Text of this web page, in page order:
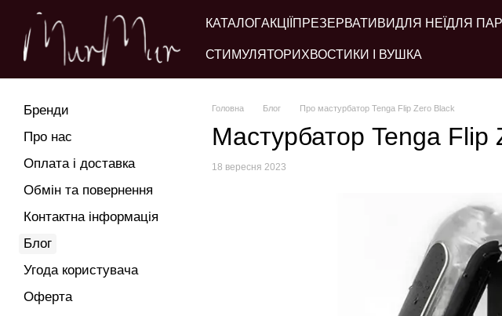
Перейти до основного контенту
КАТАЛОГАКЦІЇ ПРЕЗЕРВАТИВИДЛЯ НЕЇ ДЛЯ ПАР
СТИМУЛЯТОРИ ХВОСТИКИ І ВУШКА
Головна Блог Про мастурбатор Tenga Flip Zero Black
Мастурбатор Tenga Flip
18 вересня 2023
Бренди
Про нас
Оплата і доставка
Обмін та повернення
Контактна інформація
Блог
Угода користувача
Оферта